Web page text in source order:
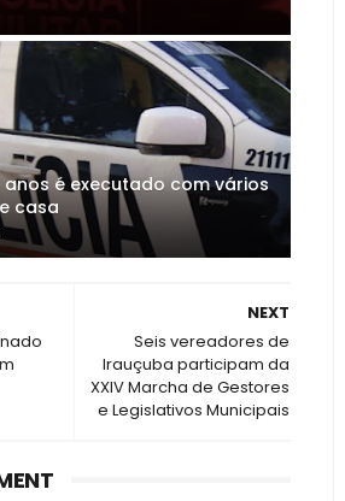
anos é executado com vários
casa
NEXT
Seis vereadores de
Irauçuba participam da
XXIV Marcha de Gestores
e Legislativos Municipais